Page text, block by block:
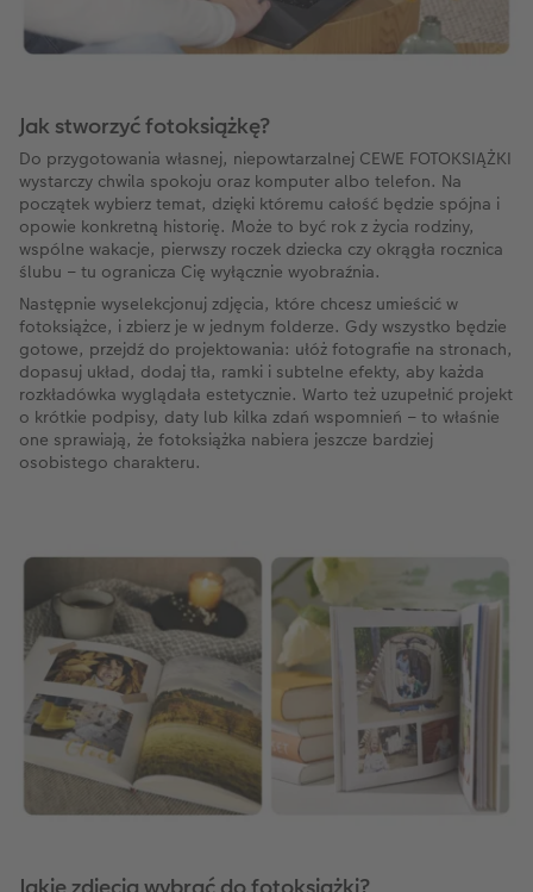
Jak stworzyć fotoksiążkę?
Do przygotowania własnej, niepowtarzalnej CEWE FOTOKSIĄŻKI
wystarczy chwila spokoju oraz komputer albo telefon. Na
początek wybierz temat, dzięki któremu całość będzie spójna i
opowie konkretną historię. Może to być rok z życia rodziny,
wspólne wakacje, pierwszy roczek dziecka czy okrągła rocznica
ślubu – tu ogranicza Cię wyłącznie wyobraźnia.
Następnie wyselekcjonuj zdjęcia, które chcesz umieścić w
fotoksiążce, i zbierz je w jednym folderze. Gdy wszystko będzie
gotowe, przejdź do projektowania: ułóż fotografie na stronach,
dopasuj układ, dodaj tła, ramki i subtelne efekty, aby każda
rozkładówka wyglądała estetycznie. Warto też uzupełnić projekt
o krótkie podpisy, daty lub kilka zdań wspomnień – to właśnie
one sprawiają, że fotoksiążka nabiera jeszcze bardziej
osobistego charakteru.